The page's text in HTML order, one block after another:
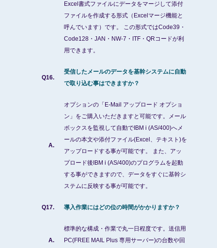
Excel書式ファイルにデータをマージして添付
ファイルを作成する形式（Excelマージ機能と
呼んでいます）です。 この形式ではCode39・
Code128・JAN・NW-7・ITF・QRコードが利
用できます。
Q16.
受信したメールのデータを基幹システムに自動
で取り込む事はできますか？
A.
オプションの「E-Mail アップロード オプショ
ン」をご購入いただきますと可能です。メール
ボックスを監視して自動でIBM i (AS/400)へメ
ールの本文や添付ファイル(Excel、テキスト)を
アップロードする事が可能です。 また、アッ
プロード後IBM i (AS/400)のプログラムを起動
する事ができますので、データをすぐに基幹シ
ステムに反映する事が可能です。
Q17. 導入作業にはどの位の時間がかかりますか？
A.
標準的な構成・作業で丸一日程度です。送信用
PC(FREE MAIL Plus 専用サーバー)の台数や回